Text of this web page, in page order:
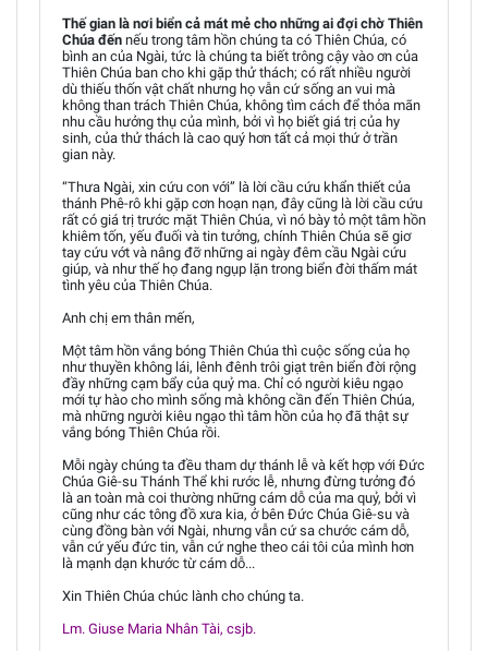
Thế gian là nơi biển cả mát mẻ cho những ai đợi chờ Thiên
Chúa đến nếu trong tâm hồn chúng ta có Thiên Chúa, có
bình an của Ngài, tức là chúng ta biết trông cậy vào ơn của
Thiên Chúa ban cho khi gặp thử thách; có rất nhiều người
dù thiếu thốn vật chất nhưng họ vẫn cứ sống an vui mà
không than trách Thiên Chúa, không tìm cách để thỏa mãn
nhu cầu hưởng thụ của mình, bởi vì họ biết giá trị của hy
sinh, của thử thách là cao quý hơn tất cả mọi thứ ở trần
gian này.
“Thưa Ngài, xin cứu con với” là lời cầu cứu khẩn thiết của
thánh Phê-rô khi gặp cơn hoạn nạn, đây cũng là lời cầu cứu
rất có giá trị trước mặt Thiên Chúa, vì nó bày tỏ một tâm hồn
khiêm tốn, yếu đuối và tin tưởng, chính Thiên Chúa sẽ giơ
tay cứu vớt và nâng đỡ những ai ngày đêm cầu Ngài cứu
giúp, và như thế họ đang ngụp lặn trong biển đời thấm mát
tình yêu của Thiên Chúa.
Anh chị em thân mến,
Một tâm hồn vắng bóng Thiên Chúa thì cuộc sống của họ
như thuyền không lái, lênh đênh trôi giạt trên biển đời rộng
đầy những cạm bẩy của quỷ ma. Chỉ có người kiêu ngạo
mới tự hào cho mình sống mà không cần đến Thiên Chúa,
mà những người kiêu ngạo thì tâm hồn của họ đã thật sự
vắng bóng Thiên Chúa rồi.
Mỗi ngày chúng ta đều tham dự thánh lễ và kết hợp với Đức
Chúa Giê-su Thánh Thể khi rước lễ, nhưng đừng tưởng đó
là an toàn mà coi thường những cám dỗ của ma quỷ, bởi vì
cũng như các tông đồ xưa kia, ở bên Đức Chúa Giê-su và
cùng đồng bàn với Ngài, nhưng vẫn cứ sa chước cám dỗ,
vẫn cứ yếu đức tin, vẫn cứ nghe theo cái tôi của mình hơn
là mạnh dạn khước từ cám dỗ...
Xin Thiên Chúa chúc lành cho chúng ta.
Lm. Giuse Maria Nhân Tài, csjb.